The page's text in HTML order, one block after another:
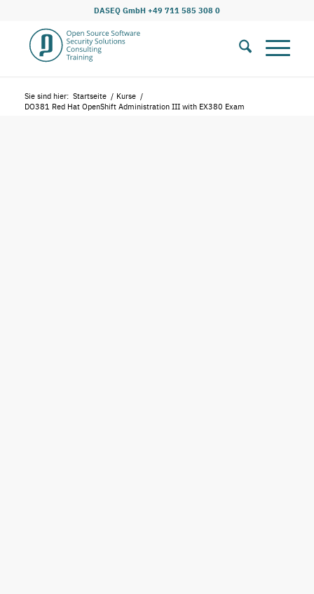
DASEQ GmbH +49 711 585 308 0
Sie sind hier: Startseite / Kurse /
DO381 Red Hat OpenShift Administration III with EX380 Exam